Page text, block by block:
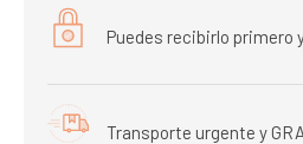
Puedes recibirlo primero
Transporte urgente y